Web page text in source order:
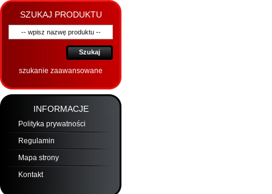
SZUKAJ PRODUKTU
Szukaj
szukanie zaawansowane
INFORMACJE
Polityka prywatności
Regulamin
Mapa strony
Kontakt